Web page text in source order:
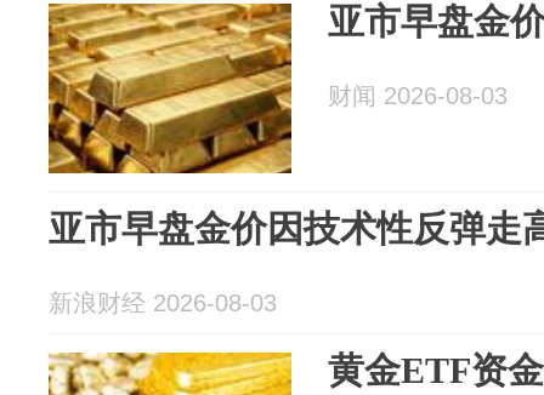
亚市早盘金
财闻 2026-08-03
亚市早盘金价因技术性反弹走
新浪财经 2026-08-03
黄金ETF资